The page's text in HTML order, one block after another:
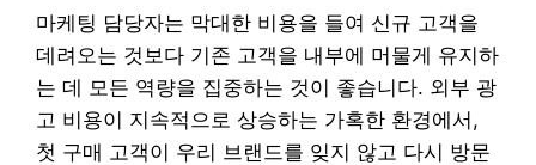
마케팅 담당자는 막대한 비용을 들여 신규 고객을
데려오는 것보다 기존 고객을 내부에 머물게 유지하
는 데 모든 역량을 집중하는 것이 좋습니다. 외부 광
고 비용이 지속적으로 상승하는 가혹한 환경에서,
첫 구매 고객이 우리 브랜드를 잊지 않고 다시 방문